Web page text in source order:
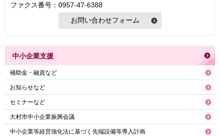
ファクス番号：0957-47-6388
中小企業支援
補助金・融資など
お知らせなど
セミナーなど
大村市中小企業振興会議
中小企業等経営強化法に基づく先端設備等導入計画